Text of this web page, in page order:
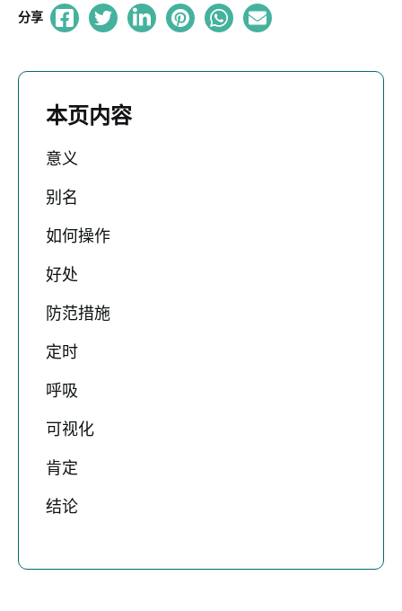
分享
本页内容
意义
别名
如何操作
好处
防范措施
定时
呼吸
可视化
肯定
结论